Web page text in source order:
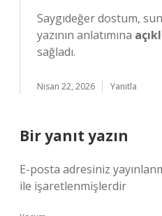
Saygıdeğer dostum,
yazının anlatımına
sağladı.
Nisan 22, 2026 Yanıtla
Bir yanıt yazın
E-posta adresiniz
ile işaretlenmişlerdir